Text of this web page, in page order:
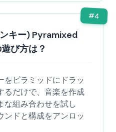
#4
キー) Pyramixed
び方は？
をピラミッドにドラッ
るだけで、音楽を作成
な組み合わせを試し
ンドと構成をアンロッ